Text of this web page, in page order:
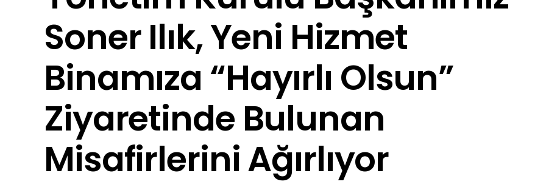
Soner Ilık, Yeni Hizmet
Binamıza “Hayırlı Olsun”
Ziyaretinde Bulunan
Misafirlerini Ağırlıyor